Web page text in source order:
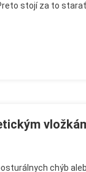
stojí za to
chýb